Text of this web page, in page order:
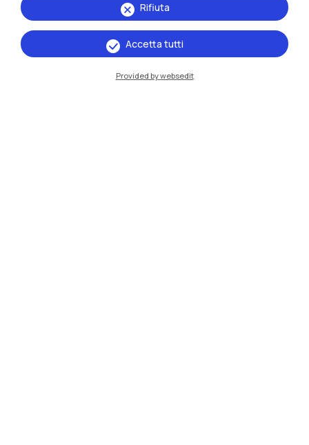
Sedi
Milano Leonardo
Rifiuta
Accetta tutti
Provided by websedit